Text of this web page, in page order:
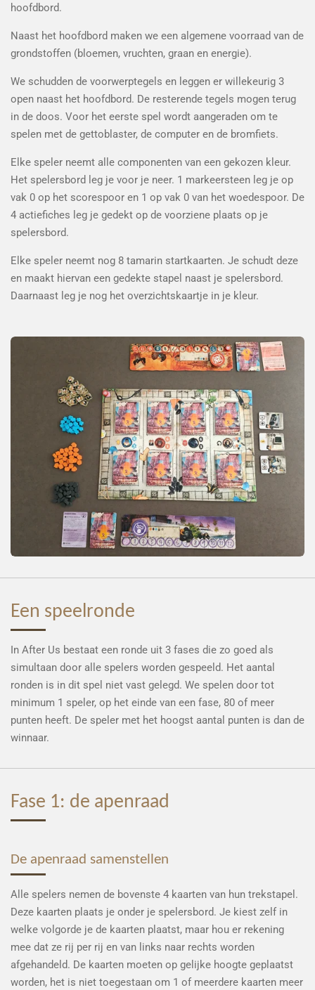
hoofdbord.
Naast het hoofdbord maken we een algemene voorraad van de
grondstoffen (bloemen, vruchten, graan en energie).
We schudden de voorwerptegels en leggen er willekeurig 3
open naast het hoofdbord. De resterende tegels mogen terug
in de doos. Voor het eerste spel wordt aangeraden om te
spelen met de gettoblaster, de computer en de bromfiets.
Elke speler neemt alle componenten van een gekozen kleur.
Het spelersbord leg je voor je neer. 1 markeersteen leg je op
vak 0 op het scorespoor en 1 op vak 0 van het woedespoor. De
4 actiefiches leg je gedekt op de voorziene plaats op je
spelersbord.
Elke speler neemt nog 8 tamarin startkaarten. Je schudt deze
en maakt hiervan een gedekte stapel naast je spelersbord.
Daarnaast leg je nog het overzichtskaartje in je kleur.
Een speelronde
In After Us bestaat een ronde uit 3 fases die zo goed als
simultaan door alle spelers worden gespeeld. Het aantal
ronden is in dit spel niet vast gelegd. We spelen door tot
minimum 1 speler, op het einde van een fase, 80 of meer
punten heeft. De speler met het hoogst aantal punten is dan de
winnaar.
Fase 1: de apenraad
De apenraad samenstellen
Alle spelers nemen de bovenste 4 kaarten van hun trekstapel.
Deze kaarten plaats je onder je spelersbord. Je kiest zelf in
welke volgorde je de kaarten plaatst, maar hou er rekening
mee dat ze rij per rij en van links naar rechts worden
afgehandeld. De kaarten moeten op gelijke hoogte geplaatst
worden, het is niet toegestaan om 1 of meerdere kaarten meer